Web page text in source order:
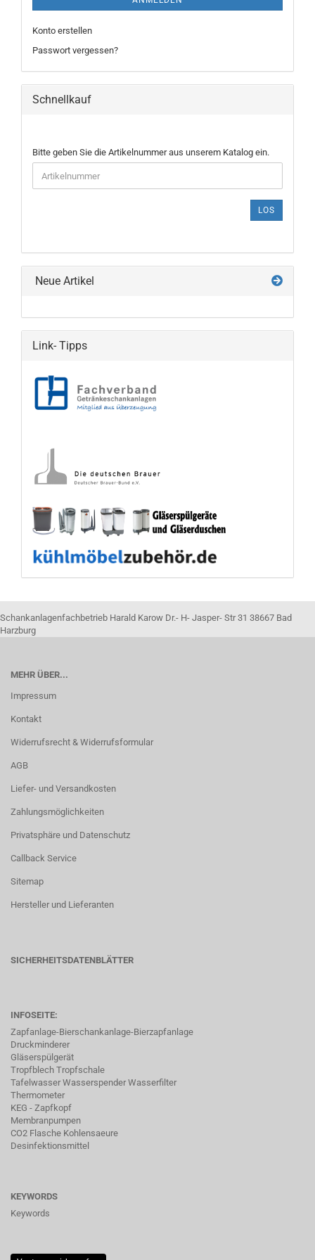
Konto erstellen
Passwort vergessen?
Schnellkauf
BITTE
GEBEN
SIE
DIE
EIN.
Bitte geben Sie die Artikelnummer aus unserem Katalog ein.
LOS
Neue Artikel
Link- Tipps
Schankanlagenfachbetrieb Harald Karow Dr.- H- Jasper- Str 31 38667 Bad
Harzburg
MEHR ÜBER...
Impressum
Kontakt
Widerrufsrecht & Widerrufsformular
AGB
Liefer- und Versandkosten
Zahlungsmöglichkeiten
Privatsphäre und Datenschutz
Callback Service
Sitemap
Hersteller und Lieferanten
SICHERHEITSDATENBLÄTTER
INFOSEITE:
Zapfanlage-Bierschankanlage-Bierzapfanlage
Druckminderer
Gläserspülgerät
Tropfblech Tropfschale
Tafelwasser Wasserspender Wasserfilter
Thermometer
KEG - Zapfkopf
Membranpumpen
CO2 Flasche Kohlensaeure
Desinfektionsmittel
KEYWORDS
Keywords